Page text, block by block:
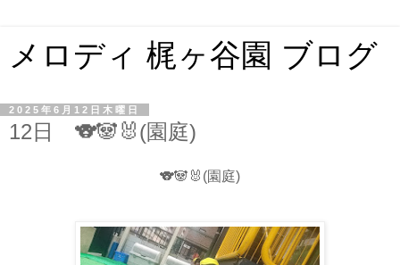
メロディ 梶ヶ谷園 ブログ
2025年6月12日木曜日
12日 🐨🐼🐰(園庭)
🐨🐼🐰(園庭)